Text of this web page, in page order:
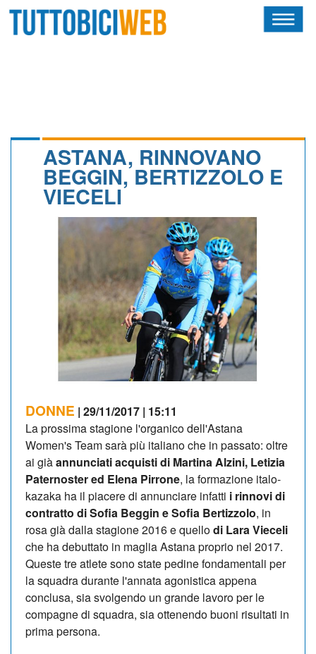
CALENDARIO
ALBI D'ORO
NEWSLETTER
ASTANA, RINNOVANO
BEGGIN, BERTIZZOLO E
VIECELI
DONNE | 29/11/2017 | 15:11
La prossima stagione l'organico dell'Astana
Women's Team sarà più italiano che in passato: oltre
ai giàannunciati acquisti di Martina Alzini, Letizia
Paternoster ed Elena Pirrone, la formazione italo-
kazaka ha il piacere di annunciare infatti i rinnovi di
contratto di Sofia Beggin e Sofia Bertizzolo, in
rosa già dalla stagione 2016 e quellodi Lara Vieceli
che ha debuttato in maglia Astana proprio nel 2017.
Queste tre atlete sono state pedine fondamentali per
la squadra durante l'annata agonistica appena
conclusa, sia svolgendo un grande lavoro per le
compagne di squadra, sia ottenendo buoni risultati in
prima persona.